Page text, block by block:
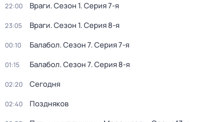
22:00 Враги. Сезон 1. Серия 7-я
23:05 Враги. Сезон 1. Серия 8-я
00:10 Балабол. Сезон 7. Серия 7-я
01:15 Балабол. Сезон 7. Серия 8-я
02:20 Сегодня
02:40 Поздняков